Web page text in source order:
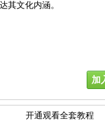
其文化内涵。
加
开通观看全套教程